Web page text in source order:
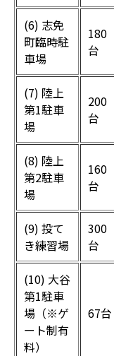
(6) 志免
町臨時駐
車場
180
台
(7) 陸上
第1駐車
場
200
台
(8) 陸上
第2駐車
場
160
台
(9) 投て
き練習場
300
台
(10) 大谷
第1駐車
場（※ゲ
ート制有
料）
67台